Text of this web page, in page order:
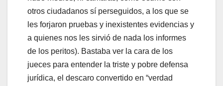
otros ciudadanos sí perseguidos, a los que se
les forjaron pruebas y inexistentes evidencias y
a quienes nos les sirvió de nada los informes
de los peritos). Bastaba ver la cara de los
jueces para entender la triste y pobre defensa
jurídica, el descaro convertido en “verdad